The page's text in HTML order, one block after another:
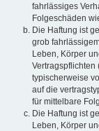
fahrlässiges
Folgeschäden
Die Haftung ist
grob
Leben, Körper
Vertragspflichten
typischerweise
auf die
für mittelbare
Die Haftung ist
Leben, Körper